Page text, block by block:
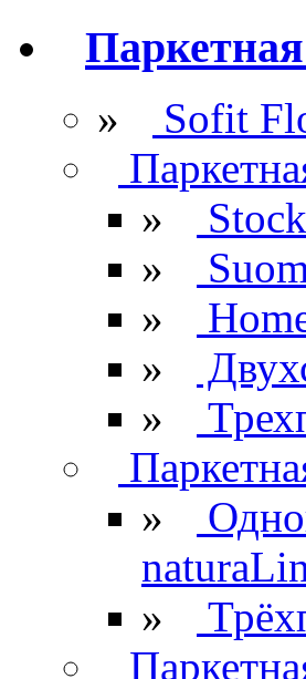
»
Sofit
»
»
»
»
»
»
»